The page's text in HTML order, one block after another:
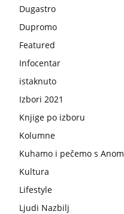
Dugastro
Dupromo
Featured
Infocentar
istaknuto
Izbori 2021
Knjige po izboru
Kolumne
Kuhamo i pečemo s Anom
Kultura
Lifestyle
Ljudi Nazbilj